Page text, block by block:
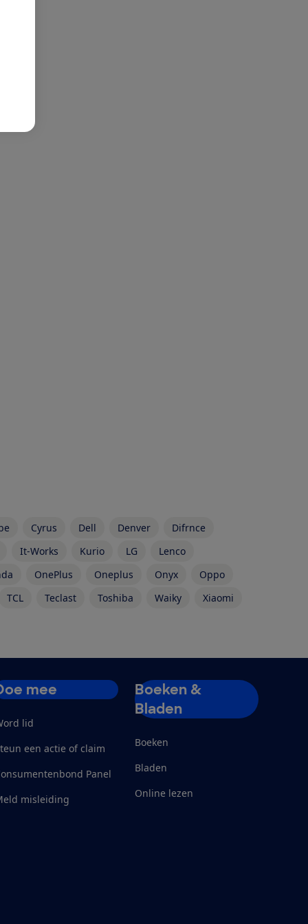
Cyrus Dell Denver
Difrnce
It-Works
Kurio LG
Lenco
OnePlus Oneplus Onyx
Oppo
TCL
Teclast Toshiba Waiky Xiaomi
mee
lid
een actie of claim
Panel
misleiding
Boeken &
Bladen
Boeken
Bladen
Online lezen